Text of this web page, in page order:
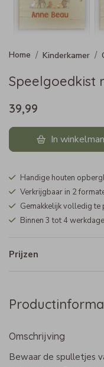
Kinderkamer
Speelgoedkist
39,99
In
Handige houten
Verkrijgbaar in 2
Gemakkelijk volledig te
Binnen 3 tot 4
Prijzen
Omschrijving
Bewaar de spulletjes